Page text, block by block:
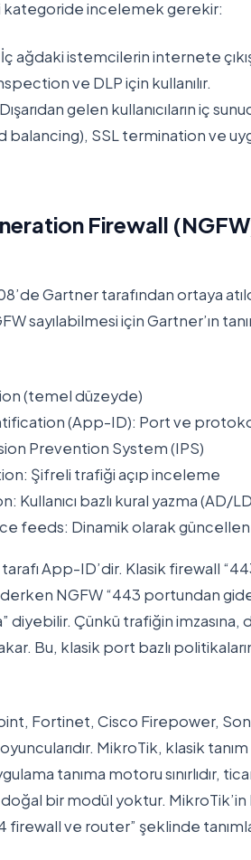
kategoride incelemek gerekir:
İç ağdaki istemcilerin internete
ve DLP için kullanılır.
Dışarıdan gelen kullanıcıların iç
SSL termination ve
Firewall
Gartner tarafından ortaya
sayılabilmesi için Gartner’ın
(temel düzeyde)
(App-ID): Port ve
Prevention System (IPS)
Şifreli trafiği açıp inceleme
Kullanıcı bazlı kural yazma (AD/
feeds: Dinamik olarak
tarafı App-ID’dir. Klasik firewall
derken NGFW “443 portundan
diyebilir. Çünkü trafiğin imzasına,
Bu, klasik port bazlı politikaların
Fortinet, Cisco Firepower,
MikroTik, klasik
tanıma motoru sınırlıdır,
bir modül yoktur.
ve router” şeklinde